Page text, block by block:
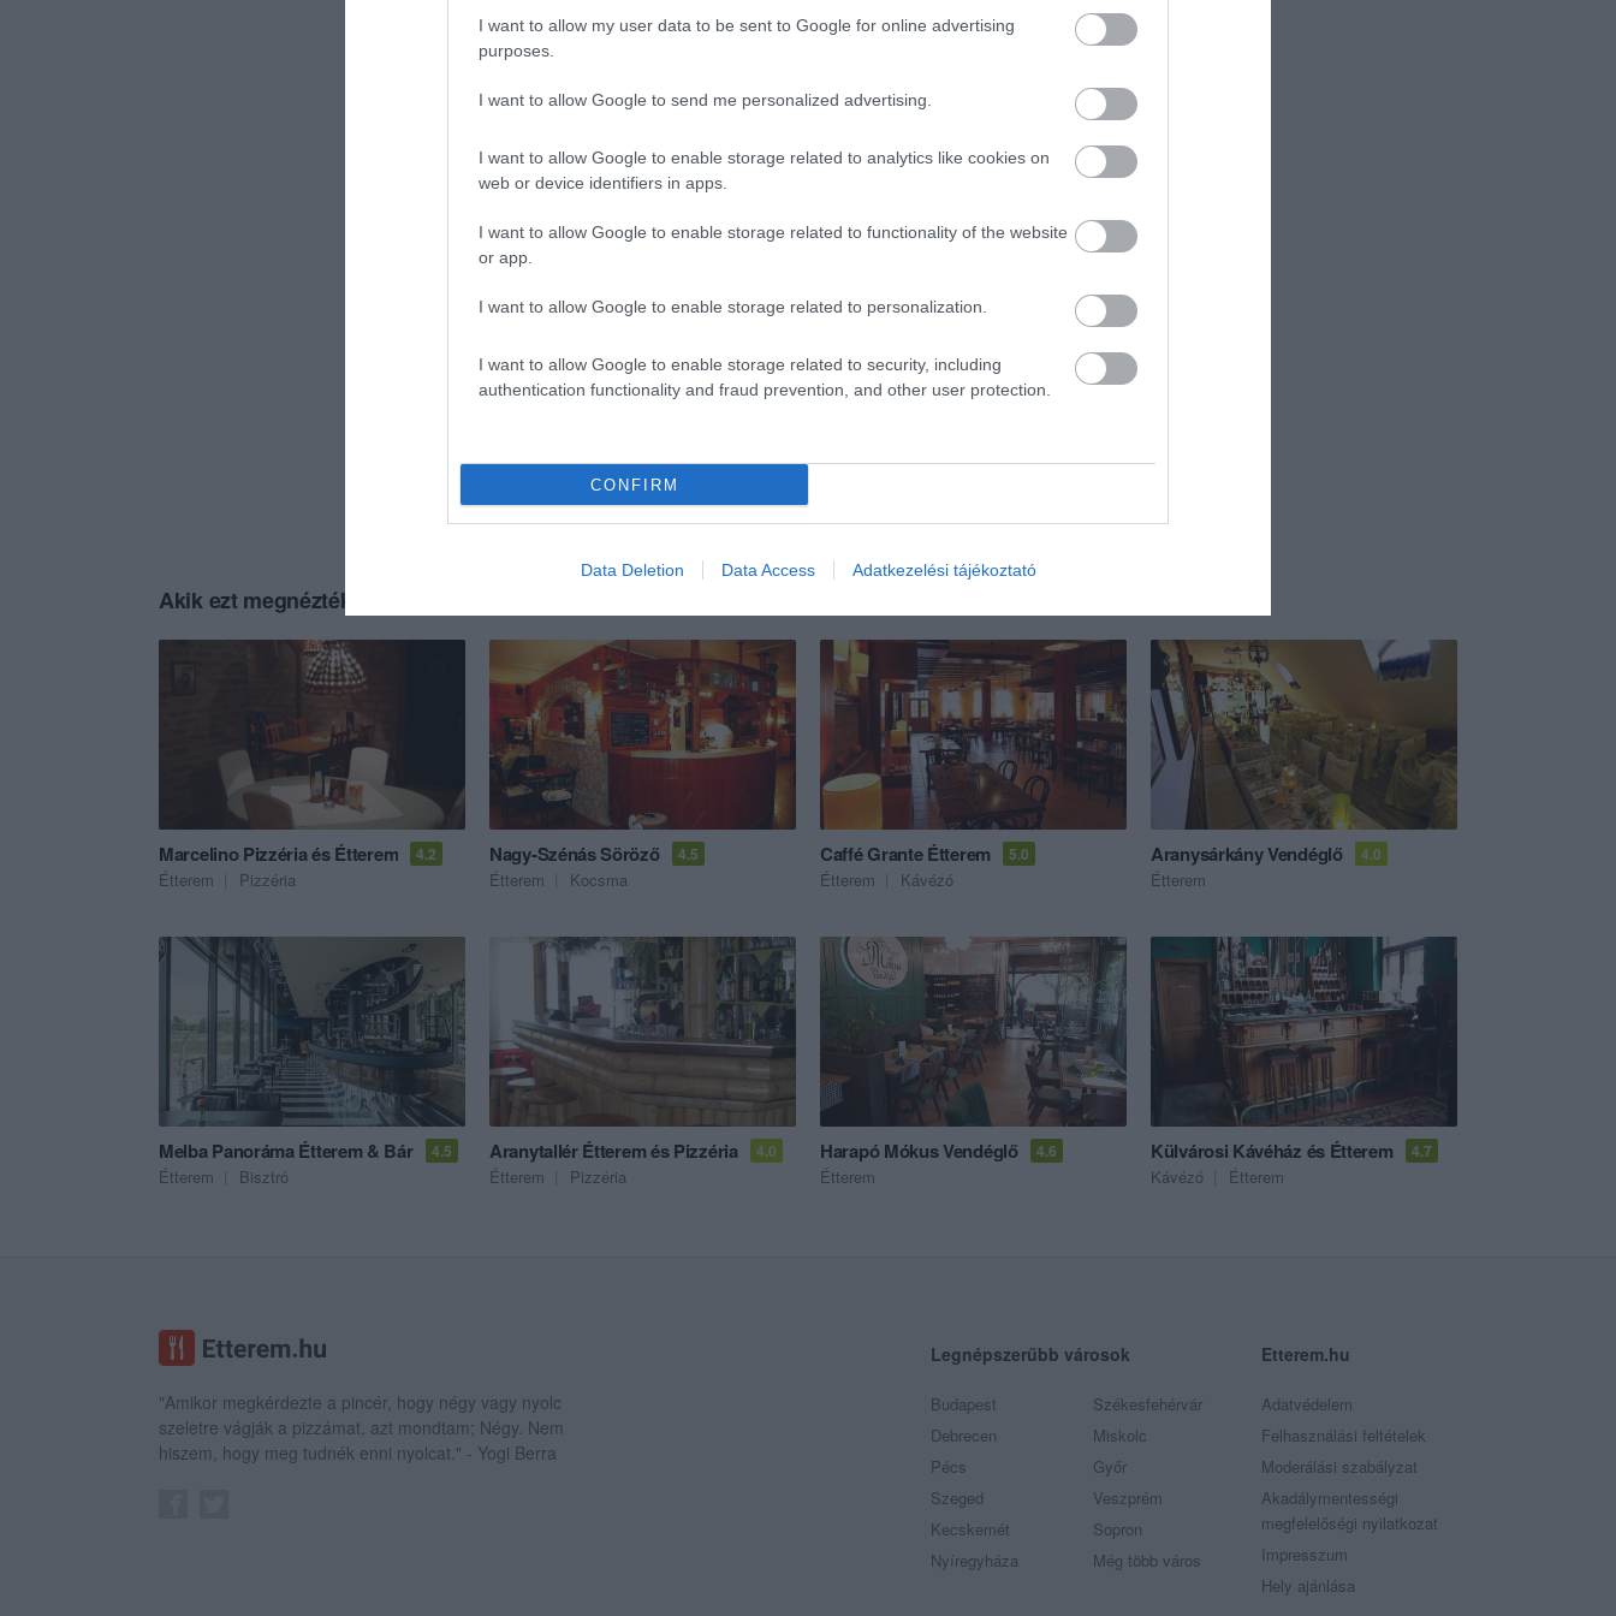
I want to allow my user data to be sent to Google for online advertising
purposes.
I want to allow Google to send me personalized advertising.
I want to allow Google to enable storage related to analytics like cookies on
web or device identifiers in apps.
I want to allow Google to enable storage related to functionality of the website
or app.
I want to allow Google to enable storage related to personalization.
I want to allow Google to enable storage related to security, including
authentication functionality and fraud prevention, and other user protection.
CONFIRM
Data Deletion Data Access Adatkezelési tájékoztató
Akik ezt megnézték, ezeket is megnézték...
Marcelino Pizzéria és Étterem 4.2
Étterem Pizzéria
Nagy-Szénás Söröző 4.5
Étterem Kocsma
Caffé Grante Étterem 5.0
Étterem Kávézó
Aranysárkány Vendéglő 4.0
Étterem
Melba Panoráma Étterem & Bár 4.5
Étterem Bisztró
Aranytallér Étterem és Pizzéria 4.0
Étterem Pizzéria
Harapó Mókus Vendéglő 4.6
Étterem
Külvárosi Kávéház és Étterem 4.7
Kávézó Étterem
"Amikor megkérdezte a pincér, hogy négy vagy nyolc
szeletre vágják a pizzámat, azt mondtam; Négy. Nem
hiszem, hogy meg tudnék enni nyolcat." - Yogi Berra
Legnépszerűbb városok
Budapest
Debrecen
Pécs
Szeged
Kecskemét
Nyíregyháza
Székesfehérvár
Miskolc
Győr
Veszprém
Sopron
Még több város
Etterem.hu
Adatvédelem
Felhasználási feltételek
Moderálási szabályzat
Akadálymentességi
megfelelőségi nyilatkozat
Impresszum
Hely ajánlása